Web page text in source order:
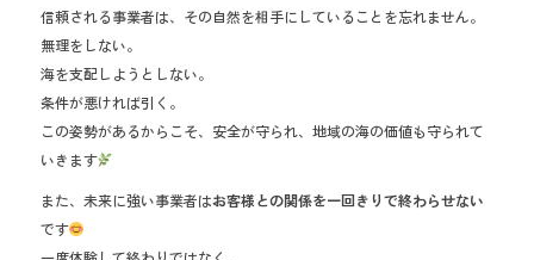
信頼される事業者は、その自然を相手にしていることを忘れません。
無理をしない。
海を支配しようとしない。
条件が悪ければ引く。
この姿勢があるからこそ、安全が守られ、地域の海の価値も守られて
いきます
また、未来に強い事業者はお客様との関係を一回きりで終わらせない
です